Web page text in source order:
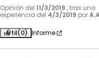
Opinión del 11/3/2019 , tras una
experiencia del 4/3/2019 por
Útil(0) Informe